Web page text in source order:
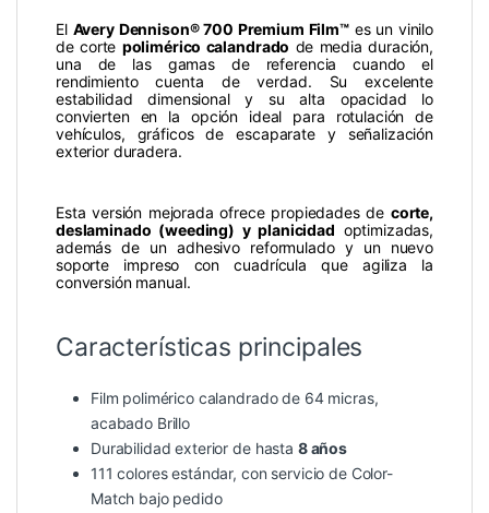
El Avery Dennison® 700 Premium Film™es un vinilo
de corte polimérico calandrado de media duración,
una de las gamas de referencia cuando el
rendimiento cuenta de verdad. Su excelente
estabilidad dimensional y su alta opacidad lo
convierten en la opción ideal para rotulación de
vehículos, gráficos de escaparate y señalización
exterior duradera.
Esta versión mejorada ofrece propiedades de corte,
deslaminado (weeding) y planicidad optimizadas,
además de un adhesivo reformulado y un nuevo
soporte impreso con cuadrícula que agiliza la
conversión manual.
Características principales
Film polimérico calandrado de 64 micras,
acabado Brillo
Durabilidad exterior de hasta 8 años
111 colores estándar, con servicio de Color-
Match bajo pedido